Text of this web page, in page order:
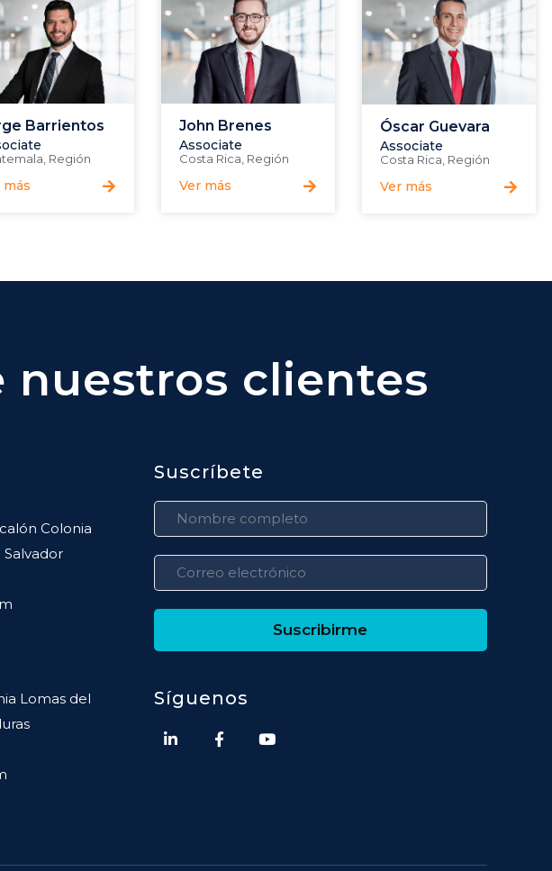
Barrientos
Región
más
John Brenes
Associate
Costa Rica Región
Ver más
Óscar Guevara
Associate
Costa Rica Región
Ver más
nuestros clientes
Colonia
Salvador
Lomas del
Suscríbete
Suscribirme
Síguenos